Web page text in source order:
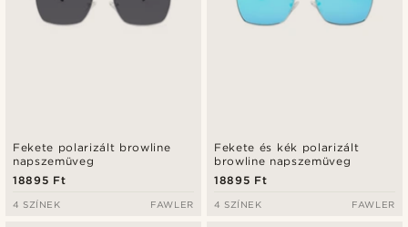
Fekete polarizált browline
napszemüveg
18895 Ft
4 SZÍNEK FAWLER
Fekete és kék polarizált
browline napszemüveg
18895 Ft
4 SZÍNEK FAWLER